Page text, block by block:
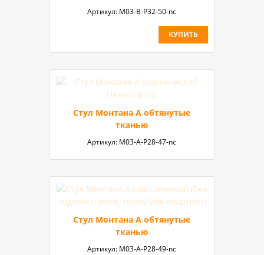
Артикул: М03-B-P32-50-nc
КУПИТЬ
Стул Монтана A обтянутые
тканью
Артикул: М03-A-P28-47-nc
Стул Монтана A обтянутые
тканью
Артикул: М03-А-P28-49-nc